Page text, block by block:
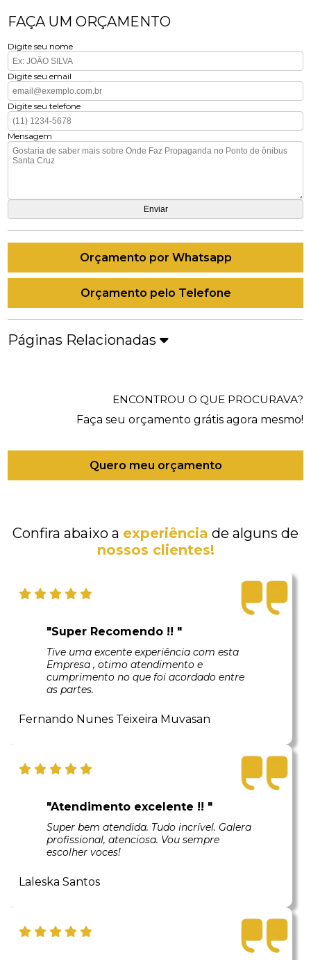
FAÇA UM ORÇAMENTO
Digite seu nome
Digite seu email
Digite seu telefone
Mensagem
Orçamento por Whatsapp
Orçamento pelo Telefone
Páginas Relacionadas
ENCONTROU O QUE PROCURAVA?
Faça seu orçamento grátis agora mesmo!
Quero meu orçamento
Confira abaixo a experiência de alguns de
nossos clientes!
"Super Recomendo !! "
Tive uma excente experiência com esta
Empresa , otimo atendimento e
cumprimento no que foi acordado entre
as partes.
Fernando Nunes Teixeira Muvasan
"Atendimento excelente !! "
Super bem atendida. Tudo incrível. Galera
profissional, atenciosa. Vou sempre
escolher voces!
Laleska Santos